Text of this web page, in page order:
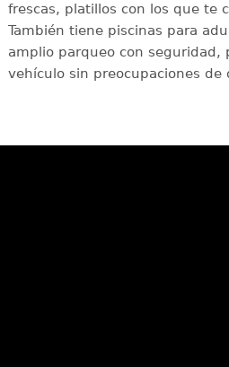
frescas, platillos con los que te
También tiene piscinas para
amplio parqueo con seguridad,
vehículo sin preocupaciones de